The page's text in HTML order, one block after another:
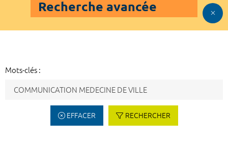
Recherche avancée
Mots-clés :
EFFACER RECHERCHER